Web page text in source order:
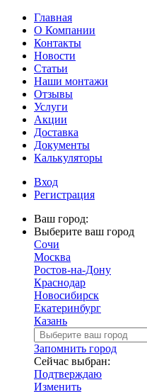
Главная
О Компании
Контакты
Новости
Статьи
Наши монтажи
Отзывы
Услуги
Акции
Доставка
Документы
Калькуляторы
Вход
Регистрация
Ваш город:
Выберите ваш город
Сочи
Москва
Ростов-на-Дону
Краснодар
Новосибирск
Екатеринбург
Казань
Запомнить город
Сейчас выбран:
Подтверждаю
Изменить